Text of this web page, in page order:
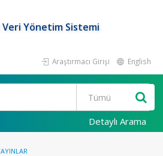
Yönetim Sistemi
Araştırmacı Girişi English
Detaylı Arama